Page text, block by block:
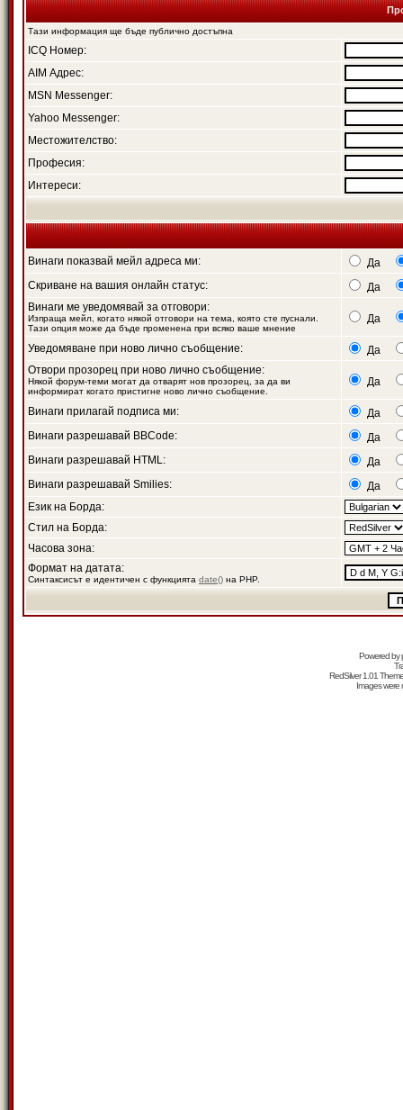
Тази информация ще бъде публично достъпна
ICQ Номер:
AIM Адрес:
MSN Messenger:
Yahoo Messenger:
Местожителство:
Професия:
Интереси:
Винаги показвай мейл адреса ми:
Да
Скриване на вашия онлайн статус:
Да
Винаги ме уведомявай за отговори:
Изпраща мейл, когато някой отговори на тема, която сте пуснали.
Тази опция може да бъде променена при всяко ваше мнение
Да
Уведомяване при ново лично съобщение:
Да
Отвори прозорец при ново лично съобщение:
Някой форум-теми могат да отварят нов прозорец, за да ви
информират когато пристигне ново лично съобщение.
Да
Винаги прилагай подписа ми:
Да
Винаги разрешавай BBCode:
Да
Винаги разрешавай HTML:
Да
Винаги разрешавай Smilies:
Да
Език на Борда:
Стил на Борда:
Часова зона:
Формат на датата:
Синтаксисът е идентичен с функцията date() на PHP.
Powered by
RedSilver 1.01
Images were